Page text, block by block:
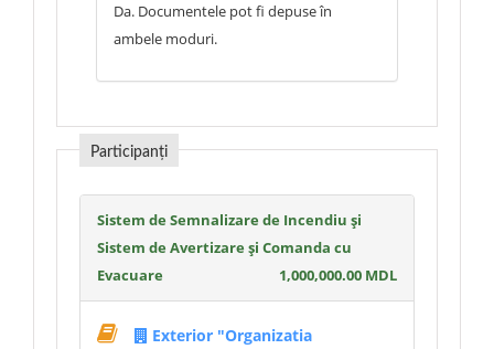
Da. Documentele pot fi depuse în
ambele moduri.
Participanți
Sistem de Semnalizare de Incendiu şi
Sistem de Avertizare şi Comanda cu
Evacuare
1,000,000.00 MDL
Exterior "Organizatia